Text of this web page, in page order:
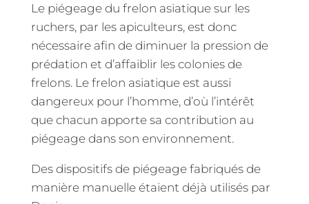
Le piégeage du frelon asiatique sur les
ruchers, par les apiculteurs, est donc
nécessaire afin de diminuer la pression de
prédation et d’affaiblir les colonies de
frelons. Le frelon asiatique est aussi
dangereux pour l’homme, d’où l’intérêt
que chacun apporte sa contribution au
piégeage dans son environnement.
Des dispositifs de piégeage fabriqués de
manière manuelle étaient déjà utilisés par